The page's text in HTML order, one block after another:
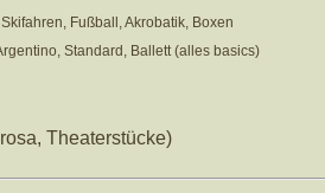
Fußball, Akrobatik, Boxen
Standard, Ballett (alles basics)
Theaterstücke)